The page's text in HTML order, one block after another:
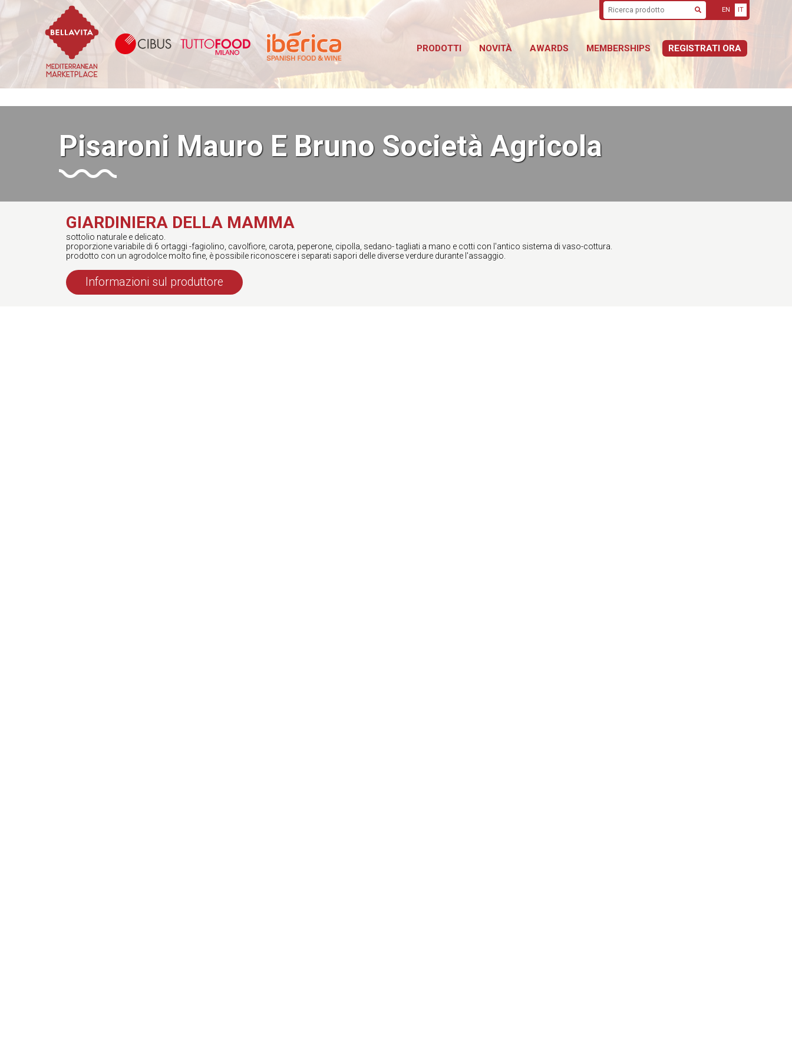
Bellavita Marketplace
Cibus TuttoFood Milano
Cerca
EN IT
PRODOTTI NOVITÀ AWARDS MEMBERSHIPS REGISTRATI ORA
Pisaroni Mauro E Bruno Società Agricola
GIARDINIERA DELLA MAMMA
sottolio naturale e delicato.
proporzione variabile di 6 ortaggi -fagiolino, cavolfiore, carota, peperone, cipolla, sedano- tagliati a mano e cotti con l'antico sistema di vaso-cottura.
prodotto con un agrodolce molto fine, è possibile riconoscere i separati sapori delle diverse verdure durante l'assaggio.
Informazioni sul produttore